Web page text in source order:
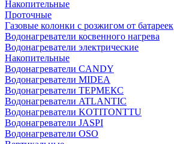
Накопительные
Проточные
Газовые колонки с розжигом от батареек
Водонагреватели косвенного нагрева
Водонагреватели электрические
Накопительные
Водонагреватели CANDY
Водонагреватели MIDEA
Водонагреватели ТЕРМЕКС
Водонагреватели ATLANTIC
Водонагреватели KOTITONTTU
Водонагреватели JASPI
Водонагреватели OSO